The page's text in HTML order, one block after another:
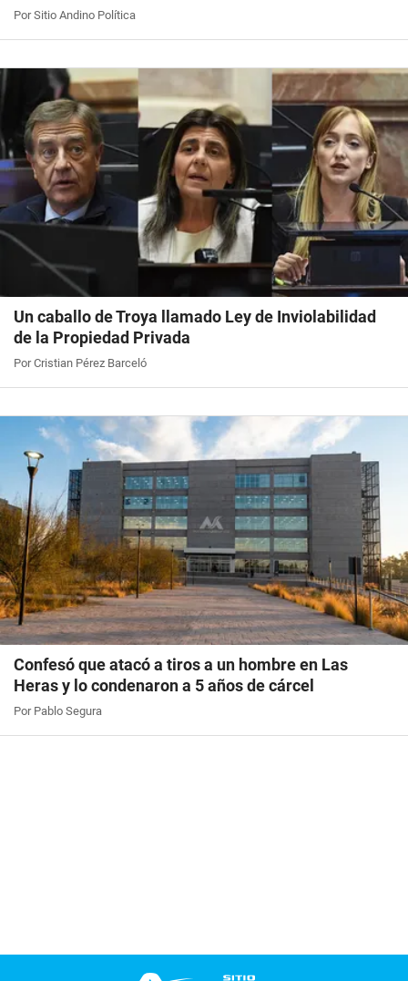
Por Sitio Andino Política
Un caballo de Troya llamado Ley de Inviolabilidad
de la Propiedad Privada
Por Cristian Pérez Barceló
Confesó que atacó a tiros a un hombre en Las
Heras y lo condenaron a 5 años de cárcel
Por Pablo Segura